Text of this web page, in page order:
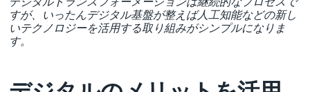
すが、いったんデジタル基盤が整えば人工知能などの新し
いテクノロジーを活用する取り組みがシンプルになりま
す。